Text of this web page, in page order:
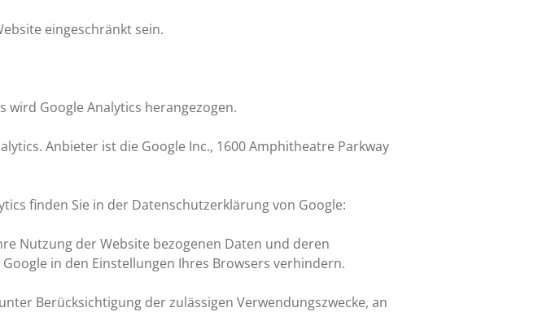
eingeschränkt sein.
Google Analytics herangezogen.
Anbieter ist die Google Inc., 1600 Amphitheatre Parkway
finden Sie in der Datenschutzerklärung von Google:
Nutzung der Website bezogenen Daten und deren
in den Einstellungen Ihres Browsers verhindern.
Berücksichtigung der zulässigen Verwendungszwecke, an